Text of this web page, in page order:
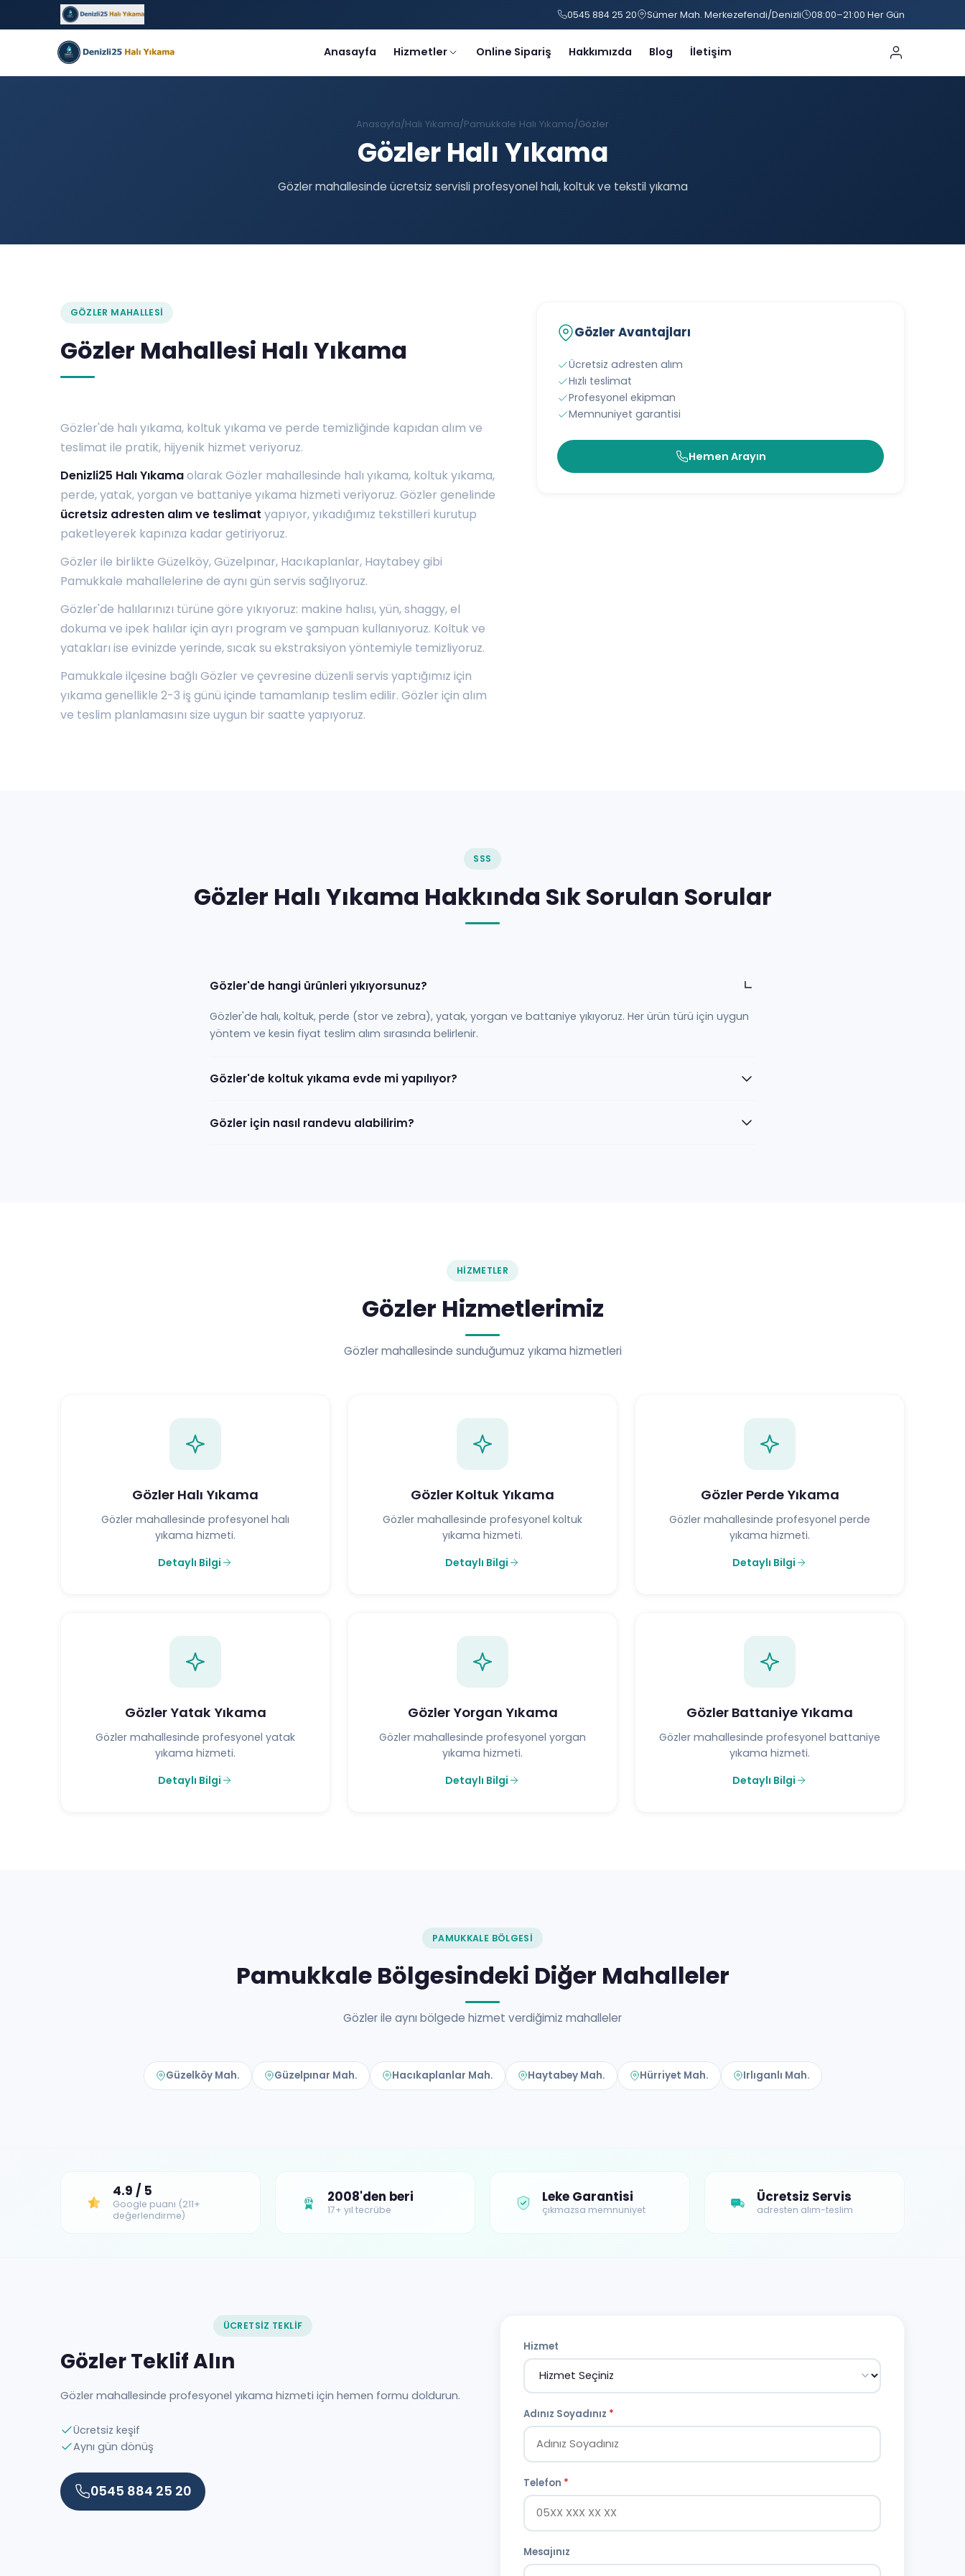
0545 884 25 20 Sümer Mah. Merkezefendi/Denizli 08:00–21:00 Her Gün
Anasayfa Hizmetler Online Sipariş Hakkımızda Blog İletişim
Anasayfa Halı Yıkama Pamukkale Halı Yıkama Gözler
Gözler Halı Yıkama
Gözler mahallesinde ücretsiz servisli profesyonel halı, koltuk ve tekstil yıkama
GÖZLER MAHALLESI
Gözler Mahallesi Halı Yıkama
Gözler'de halı yıkama, koltuk yıkama ve perde temizliğinde kapıdan alım ve
teslimat ile pratik, hijyenik hizmet veriyoruz.
Denizli25 Halı Yıkamaolarak Gözler mahallesinde halı yıkama, koltuk yıkama,
perde, yatak, yorgan ve battaniye yıkama hizmeti veriyoruz. Gözler genelinde
ücretsiz adresten alım ve teslimat yapıyor, yıkadığımız tekstilleri kurutup
paketleyerek kapınıza kadar getiriyoruz.
Gözler ile birlikte Güzelköy,Güzelpınar, Hacıkaplanlar, Haytabeygibi
Pamukkale mahallelerine de aynı gün servis sağlıyoruz.
Gözler'de halılarınızı türüne göre yıkıyoruz: makine halısı, yün, shaggy, el
dokuma ve ipek halılar için ayrı program ve şampuan kullanıyoruz. Koltuk ve
yatakları ise evinizde yerinde, sıcak su ekstraksiyon yöntemiyle temizliyoruz.
Pamukkale ilçesine bağlı Gözler ve çevresine düzenli servis yaptığımız için
yıkama genellikle 2-3 iş günü içinde tamamlanıp teslim edilir. Gözler için alım
ve teslim planlamasını size uygun bir saatte yapıyoruz.
Gözler Avantajları
Ücretsiz adresten alım
Hızlı teslimat
Profesyonel ekipman
Memnuniyet garantisi
Hemen Arayın
SSS
Gözler Halı Yıkama Hakkında Sık Sorulan Sorular
Gözler'de hangi ürünleri yıkıyorsunuz?
Gözler'de halı, koltuk, perde (stor ve zebra), yatak, yorgan ve battaniye yıkıyoruz. Her ürün türü için uygun
yöntem ve kesin fiyat teslim alım sırasında belirlenir.
Gözler'de koltuk yıkama evde mi yapılıyor?
Gözler için nasıl randevu alabilirim?
HIZMETLER
Gözler Hizmetlerimiz
Gözler mahallesinde sunduğumuz yıkama hizmetleri
Gözler Halı Yıkama
Gözler mahallesinde profesyonel halı
yıkama hizmeti.
Detaylı Bilgi
Gözler Koltuk Yıkama
Gözler mahallesinde profesyonel koltuk
yıkama hizmeti.
Detaylı Bilgi
Gözler Perde Yıkama
Gözler mahallesinde profesyonel perde
yıkama hizmeti.
Detaylı Bilgi
Gözler Yatak Yıkama
Gözler mahallesinde profesyonel yatak
yıkama hizmeti.
Detaylı Bilgi
Gözler Yorgan Yıkama
Gözler mahallesinde profesyonel yorgan
yıkama hizmeti.
Detaylı Bilgi
Gözler Battaniye Yıkama
Gözler mahallesinde profesyonel battaniye
yıkama hizmeti.
Detaylı Bilgi
PAMUKKALE BÖLGESI
Pamukkale Bölgesindeki Diğer Mahalleler
Gözler ile aynı bölgede hizmet verdiğimiz mahalleler
Güzelköy Mah. Güzelpınar Mah. Hacıkaplanlar Mah. Haytabey Mah. Hürriyet Mah. Irlıganlı Mah.
4.9 / 5
Google puanı (211+
değerlendirme)
17+ 2008'den beri
17+ yıl tecrübe
Leke Garantisi
çıkmazsa memnuniyet
Ücretsiz Servis
adresten alım-teslim
ÜCRETSIZ TEKLIF
Gözler Teklif Alın
Gözler mahallesinde profesyonel yıkama hizmeti için hemen formu doldurun.
Ücretsiz keşif
Aynı gün dönüş
0545 884 25 20
Hizmet
Adınız Soyadınız *
Telefon *
Mesajınız